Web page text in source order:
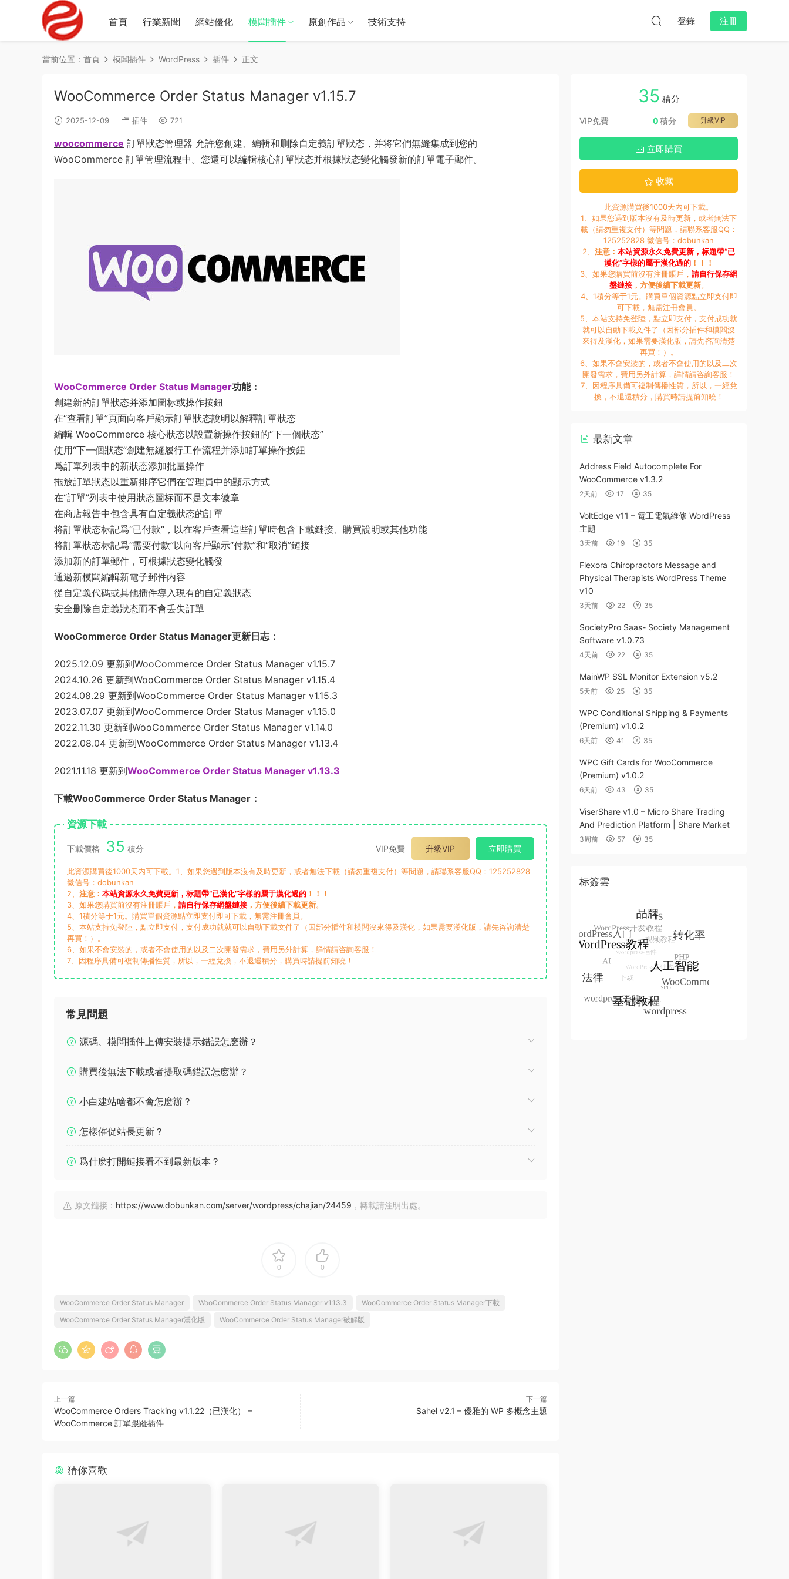
首頁 行業新聞 網站優化 模闆插件 原創作品 技術支持 登錄 注冊
當前位置： 首頁 模闆插件 WordPress 插件 正文
WooCommerce Order Status Manager v1.15.7
2025-12-09 插件 721
woocommerce 訂單狀态管理器 允許您創建、編輯和删除自定義訂單狀态，并将它們無縫集成到您的
WooCommerce 訂單管理流程中。您還可以編輯核心訂單狀态并根據狀态變化觸發新的訂單電子郵件。
WooCommerce Order Status Manager功能：
創建新的訂單狀态并添加圖标或操作按鈕
在“查看訂單”頁面向客戶顯示訂單狀态說明以解釋訂單狀态
編輯 WooCommerce 核心狀态以設置新操作按鈕的“下一個狀态”
使用“下一個狀态”創建無縫履行工作流程并添加訂單操作按鈕
爲訂單列表中的新狀态添加批量操作
拖放訂單狀态以重新排序它們在管理員中的顯示方式
在“訂單”列表中使用狀态圖标而不是文本徽章
在商店報告中包含具有自定義狀态的訂單
将訂單狀态标記爲“已付款”，以在客戶查看這些訂單時包含下載鏈接、購買說明或其他功能
将訂單狀态标記爲“需要付款”以向客戶顯示“付款”和“取消”鏈接
添加新的訂單郵件，可根據狀态變化觸發
通過新模闆編輯新電子郵件内容
從自定義代碼或其他插件導入現有的自定義狀态
安全删除自定義狀态而不會丢失訂單
WooCommerce Order Status Manager更新日志：
2025.12.09 更新到WooCommerce Order Status Manager v1.15.7
2024.10.26 更新到WooCommerce Order Status Manager v1.15.4
2024.08.29 更新到WooCommerce Order Status Manager v1.15.3
2023.07.07 更新到WooCommerce Order Status Manager v1.15.0
2022.11.30 更新到WooCommerce Order Status Manager v1.14.0
2022.08.04 更新到WooCommerce Order Status Manager v1.13.4
2021.11.18 更新到WooCommerce Order Status Manager v1.13.3
下載WooCommerce Order Status Manager：
資源下載
下載價格 35 積分 VIP免費 升級VIP 立即購買
此資源購買後1000天内可下載。1、如果您遇到版本沒有及時更新，或者無法下載（請勿重複支付）等問題，請聯系客服QQ：125252828
微信号：dobunkan
2、 注意： 本站資源永久免費更新，标題帶“已漢化”字樣的屬于漢化過的 ！！！
3、如果您購買前沒有注冊賬戶， 請自行保存網盤鏈接 ，方便後續下載更新。
4、1積分等于1元。購買單個資源點立即支付即可下載，無需注冊會員。
5、本站支持免登陸，點立即支付，支付成功就就可以自動下載文件了（因部分插件和模闆沒來得及漢化，如果需要漢化版，請先咨詢清楚
再買！）。
6、如果不會安裝的，或者不會使用的以及二次開發需求，費用另外計算，詳情請咨詢客服！
7、因程序具備可複制傳播性質，所以，一經兌換，不退還積分，購買時請提前知曉！
常見問題
源碼、模闆插件上傳安裝提示錯誤怎麽辦？
購買後無法下載或者提取碼錯誤怎麽辦？
小白建站啥都不會怎麽辦？
怎樣催促站長更新？
爲什麽打開鏈接看不到最新版本？
原文鏈接： https://www.dobunkan.com/server/wordpress/chajian/24459 ，轉載請注明出處。
0 0
WooCommerce Order Status Manager WooCommerce Order Status Manager v1.13.3
WooCommerce Order Status Manager下載
WooCommerce Order Status Manager漢化版
WooCommerce Order Status Manager破解版
上一篇
WooCommerce Orders Tracking v1.1.22（已漢化） –
WooCommerce 訂單跟蹤插件
下一篇
Sahel v2.1 – 優雅的 WP 多概念主題
猜你喜歡
35 積分
VIP免費 升級VIP
0積分
立即購買
收藏
此資源購買後1000天内可下載。
1、如果您遇到版本沒有及時更新，或者無法下
載（請勿重複支付）等問題，請聯系客服QQ：
125252828 微信号：dobunkan
2、 注意： 本站資源永久免費更新，标題帶“已
漢化”字樣的屬于漢化過的！！！
3、如果您購買前沒有注冊賬戶， 請自行保存網
盤鏈接，方便後續下載更新。
4、1積分等于1元。購買單個資源點立即支付即
可下載，無需注冊會員。
5、本站支持免登陸，點立即支付，支付成功就
就可以自動下載文件了（因部分插件和模闆沒
來得及漢化，如果需要漢化版，請先咨詢清楚
再買！）。
6、如果不會安裝的，或者不會使用的以及二次
開發需求，費用另外計算，詳情請咨詢客服！
7、因程序具備可複制傳播性質，所以，一經兌
換，不退還積分，購買時請提前知曉！
最新文章
Address Field Autocomplete For
WooCommerce v1.3.2
2天前 17 35
VoltEdge v11 – 電工電氣維修 WordPress
主題
3天前 19 35
Flexora Chiropractors Message and
Physical Therapists WordPress Theme
v10
3天前 22 35
SocietyPro Saas- Society Management
Software v1.0.73
4天前 22 35
MainWP SSL Monitor Extension v5.2
5天前 25 35
WPC Conditional Shipping & Payments
(Premium) v1.0.2
6天前 41 35
WPC Gift Cards for WooCommerce
(Premium) v1.0.2
6天前 43 35
ViserShare v1.0 – Micro Share Trading
And Prediction Platform | Share Market
3周前 57 35
标簽雲